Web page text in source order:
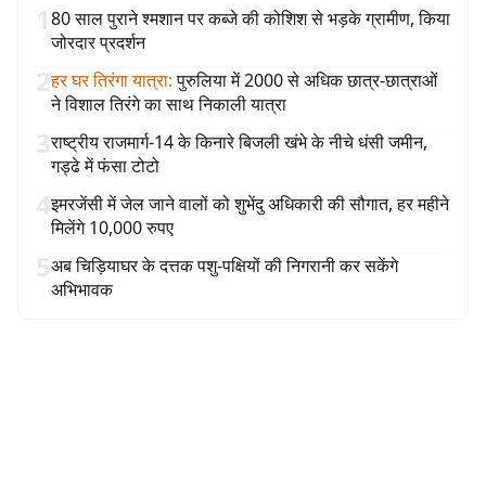
180 साल पुराने श्मशान पर कब्जे की कोशिश से भड़के ग्रामीण, किया
जोरदार प्रदर्शन
2हर घर तिरंगा यात्रा: पुरुलिया में 2000 से अधिक छात्र-छात्राओं
ने विशाल तिरंगे का साथ निकाली यात्रा
3राष्ट्रीय राजमार्ग-14 के किनारे बिजली खंभे के नीचे धंसी जमीन,
गड्ढे में फंसा टोटो
4इमरजेंसी में जेल जाने वालों को शुभेंदु अधिकारी की सौगात, हर महीने
मिलेंगे 10,000 रुपए
5अब चिड़ियाघर के दत्तक पशु-पक्षियों की निगरानी कर सकेंगे
अभिभावक